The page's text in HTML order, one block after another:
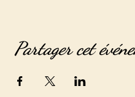
Partager cet